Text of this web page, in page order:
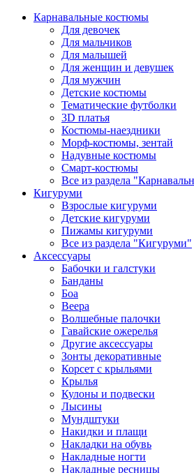
Карнавальные костюмы
Для девочек
Для мальчиков
Для малышей
Для женщин и девушек
Для мужчин
Детские костюмы
Тематические футболки
3D платья
Костюмы-наездники
Морф-костюмы, зентай
Надувные костюмы
Смарт-костюмы
Все из раздела
Кигуруми
Взрослые кигуруми
Детские кигуруми
Пижамы кигуруми
Все из раздела "Кигуруми"
Аксессуары
Бабочки и галстуки
Банданы
Боа
Веера
Волшебные палочки
Гавайские ожерелья
Другие аксессуары
Зонты декоративные
Корсет с крыльями
Крылья
Кулоны и подвески
Лысины
Мундштуки
Накидки и плащи
Накладки на обувь
Накладные ногти
Накладные ресницы